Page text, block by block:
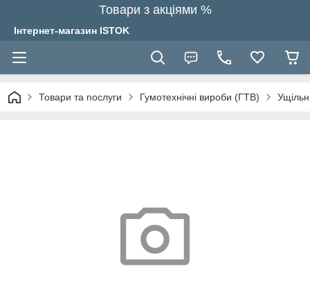
Товари з акціями %
Інтернет-магазин ISTOK
Товари та послуги Гумотехнічні вироби (ГТВ)